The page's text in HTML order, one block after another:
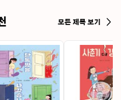
모든 제목 보기